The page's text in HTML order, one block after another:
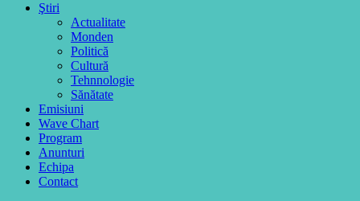
Ştiri
Actualitate
Monden
Politică
Cultură
Tehnnologie
Sănătate
Emisiuni
Wave Chart
Program
Anunturi
Echipa
Contact